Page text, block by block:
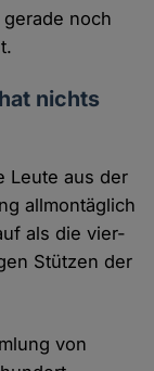
noch
nichts
Leute aus der
allmontäglich
als die vier-
Stützen der
von